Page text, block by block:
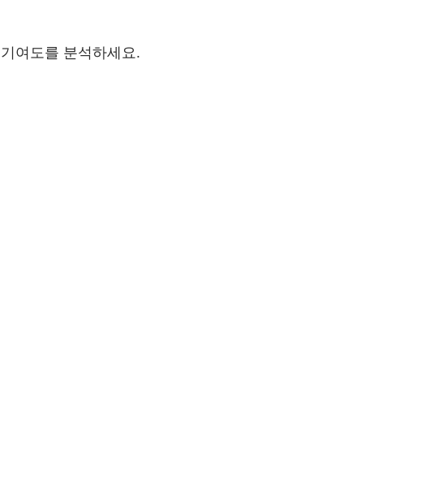
여도를 분석하세요.